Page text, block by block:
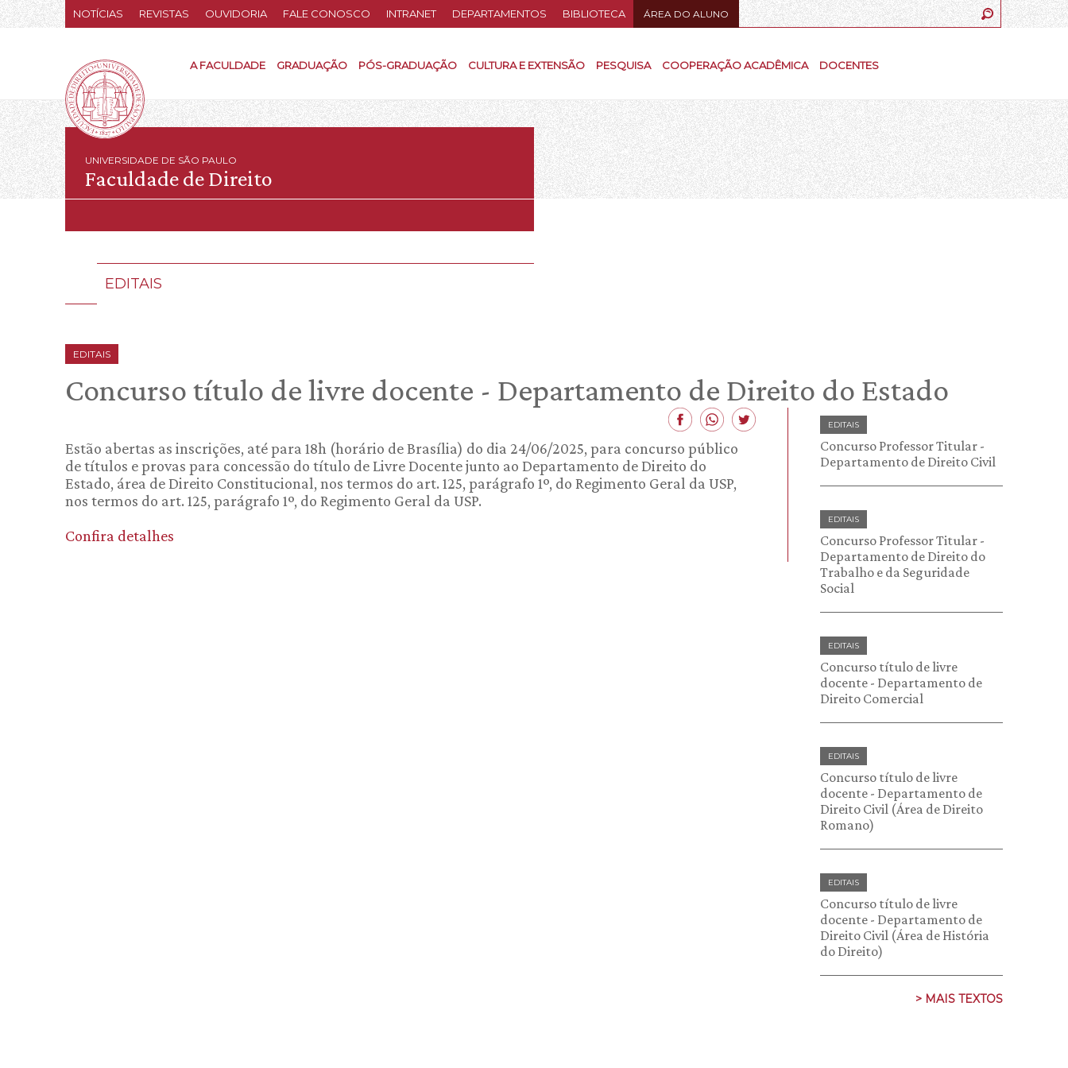
NOTÍCIAS REVISTAS OUVIDORIA FALE CONOSCO INTRANET DEPARTAMENTOS BIBLIOTECA ÁREA DO ALUNO
A FACULDADE GRADUAÇÃO PÓS-GRADUAÇÃO CULTURA E EXTENSÃO PESQUISA COOPERAÇÃO ACADÊMICA DOCENTES
UNIVERSIDADE DE SÃO PAULO
Faculdade de Direito
EDITAIS
EDITAIS
Concurso título de livre docente - Departamento de Direito do Estado
Estão abertas as inscrições, até para 18h (horário de Brasília) do dia 24/06/2025, para concurso público
de títulos e provas para concessão do título de Livre Docente junto ao Departamento de Direito do
Estado, área de Direito Constitucional, nos termos do art. 125, parágrafo 1º, do Regimento Geral da USP,
nos termos do art. 125, parágrafo 1º, do Regimento Geral da USP.
Confira detalhes
EDITAIS
Concurso Professor Titular -
Departamento de Direito Civil
EDITAIS
Concurso Professor Titular -
Departamento de Direito do
Trabalho e da Seguridade
Social
EDITAIS
Concurso título de livre
docente - Departamento de
Direito Comercial
EDITAIS
Concurso título de livre
docente - Departamento de
Direito Civil (Área de Direito
Romano)
EDITAIS
Concurso título de livre
docente - Departamento de
Direito Civil (Área de História
do Direito)
> MAIS TEXTOS